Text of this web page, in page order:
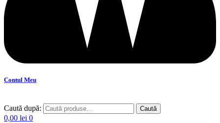
Contul Meu
Caută după: Caută
0,00 lei 0